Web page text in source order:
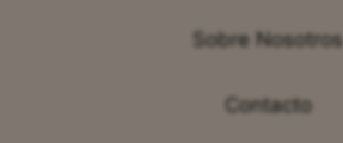
Sobre Nosotros
Contacto